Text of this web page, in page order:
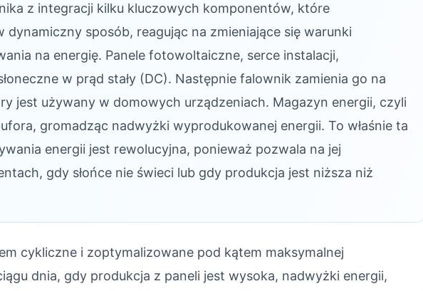
z integracji kilku kluczowych komponentów, które
dynamiczny sposób, reagując na zmieniające się warunki
na energię. Panele fotowoltaiczne, serce instalacji,
w prąd stały (DC). Następnie falownik zamienia go na
jest używany w domowych urządzeniach. Magazyn energii, czyli
gromadząc nadwyżki wyprodukowanej energii. To właśnie ta
energii jest rewolucyjna, ponieważ pozwala na jej
gdy słońce nie świeci lub gdy produkcja jest niższa niż
cykliczne i zoptymalizowane pod kątem maksymalnej
dnia, gdy produkcja z paneli jest wysoka, nadwyżki energii,